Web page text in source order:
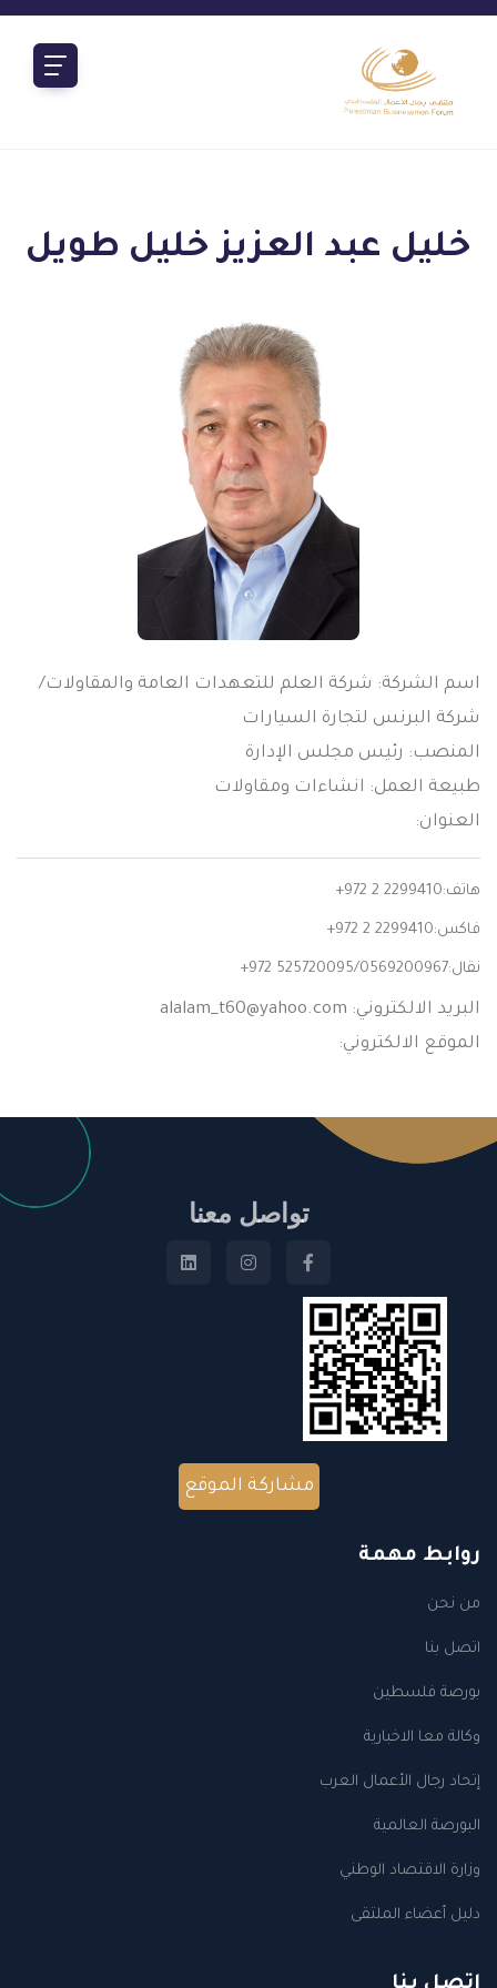
خليل عبد العزيز خليل طويل
اسم الشركة: شركة العلم للتعهدات العامة والمقاولات/
شركة البرنس لتجارة السيارات
المنصب: رئيس مجلس الإدارة
طبيعة العمل: انشاءات ومقاولات
العنوان:
هاتف:+972 2 2299410
فاكس:+972 2 2299410
نقال:+972 525720095/0569200967
البريد الالكتروني: alalam_t60@yahoo.com
الموقع الالكتروني:
تواصل معنا
مشاركة الموقع
روابط مهمة
من نحن
اتصل بنا
بورصة فلسطين
وكالة معا الاخبارية
إتحاد رجال الأعمال العرب
البورصة العالمية
وزارة الاقتصاد الوطني
دليل أعضاء الملتقى